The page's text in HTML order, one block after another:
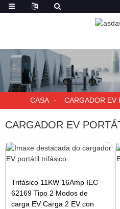
CASA CARGADOR EV
CARGADOR EV
Trifásico 11KW 16Amp IEC
62169 Tipo 2 Modos de
carga EV Carga 2 EV con